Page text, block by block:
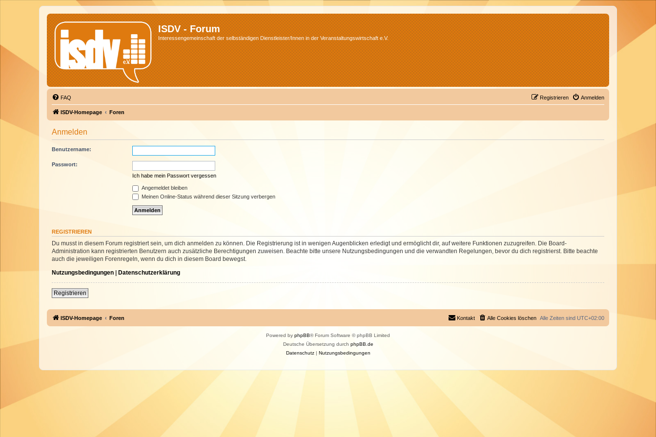
ISDV - Forum
Interessengemeinschaft der selbständigen Dienstleister/Innen in der Veranstaltungswirtschaft e.V.
FAQ Anmelden
Registrieren
ISDV-Homepage Foren
Anmelden
Benutzername:
Passwort:
Ich habe mein Passwort vergessen
Angemeldet bleiben
Meinen Online-Status während dieser Sitzung verbergen
REGISTRIEREN
Du musst in diesem Forum registriert sein, um dich anmelden zu können. Die Registrierung ist in wenigen Augenblicken erledigt und ermöglicht dir, auf weitere Funktionen zuzugreifen. Die Board-
Administration kann registrierten Benutzern auch zusätzliche Berechtigungen zuweisen. Beachte bitte unsere Nutzungsbedingungen und die verwandten Regelungen, bevor du dich registrierst. Bitte beachte
auch die jeweiligen Forenregeln, wenn du dich in diesem Board bewegst.
Nutzungsbedingungen | Datenschutzerklärung
Registrieren
ISDV-Homepage Foren Alle Zeiten sind UTC+02:00
Alle Cookies löschen
Kontakt
Powered by phpBB® Forum Software © phpBB Limited
Deutsche Übersetzung durch phpBB.de
Datenschutz| Nutzungsbedingungen